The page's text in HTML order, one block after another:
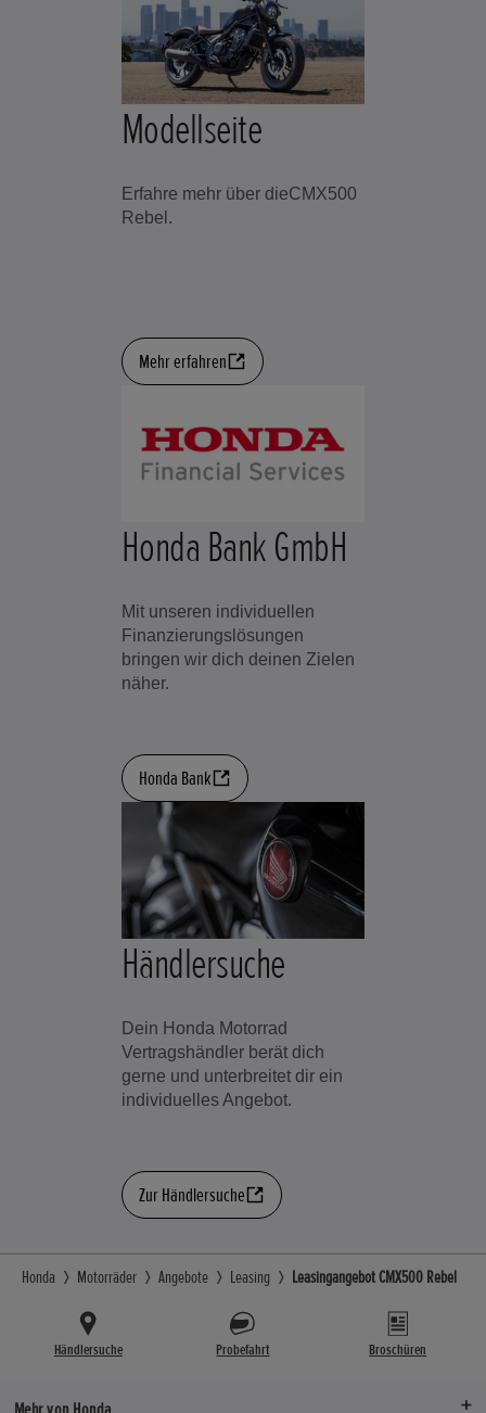
Modellseite
Erfahre mehr über dieCMX500
Rebel.
Mehr erfahren
Honda Bank GmbH
Mit unseren individuellen
Finanzierungslösungen
bringen wir dich deinen Zielen
näher.
Honda Bank
Händlersuche
Dein Honda Motorrad
Vertragshändler berät dich
gerne und unterbreitet dir ein
individuelles Angebot.
Zur Händlersuche
Honda Motorräder Angebote Leasing Leasingangebot CMX500 Rebel
Händlersuche Probefahrt Broschüren